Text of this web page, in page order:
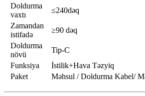
Doldurma
vaxtı
≤240dəq
Zamandan
istifadə
≥90 dəq
Doldurma
növü
Tip-C
Funksiya
İstilik+Hava Təzyiq
Paket
Məhsul / Doldurma Kabel/